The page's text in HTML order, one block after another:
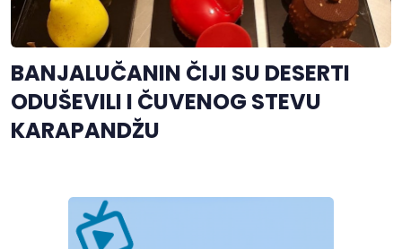
BANJALUČANIN ČIJI SU DESERTI
ODUŠEVILI I ČUVENOG STEVU
KARAPANDŽU